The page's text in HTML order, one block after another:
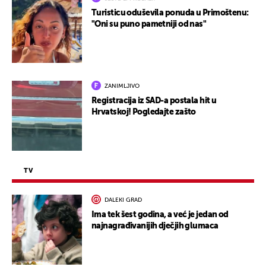
Turisticu oduševila ponuda u Primoštenu:
"Oni su puno pametniji od nas"
ZANIMLJIVO
Registracija iz SAD-a postala hit u
Hrvatskoj! Pogledajte zašto
TV
DALEKI GRAD
Ima tek šest godina, a već je jedan od
najnagrađivanijih dječjih glumaca